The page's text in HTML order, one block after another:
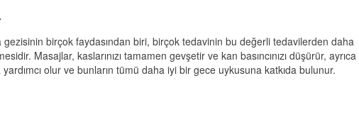
birçok faydasından biri, birçok tedavinin bu değerli tedavilerden daha
Masajlar, kaslarınızı tamamen gevşetir ve kan basıncınızı düşürür, ayrıca
yardımcı olur ve bunların tümü daha iyi bir gece uykusuna katkıda bulunur.